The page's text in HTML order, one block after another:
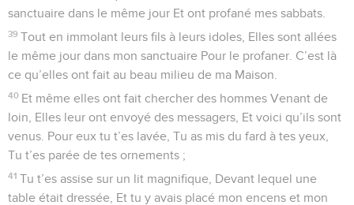
sanctuaire dans le même jour Et ont profané mes sabbats.
39 Tout en immolant leurs fils à leurs idoles, Elles sont allées
le même jour dans mon sanctuaire Pour le profaner. C’est là
ce qu’elles ont fait au beau milieu de ma Maison.
40 Et même elles ont fait chercher des hommes Venant de
loin, Elles leur ont envoyé des messagers, Et voici qu’ils sont
venus. Pour eux tu t’es lavée, Tu as mis du fard à tes yeux,
Tu t’es parée de tes ornements ;
41 Tu t’es assise sur un lit magnifique, Devant lequel une
table était dressée, Et tu y avais placé mon encens et mon